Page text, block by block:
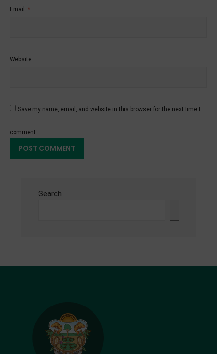
Email *
Website
Save my name, email, and website in this browser for the next time I
comment.
Search